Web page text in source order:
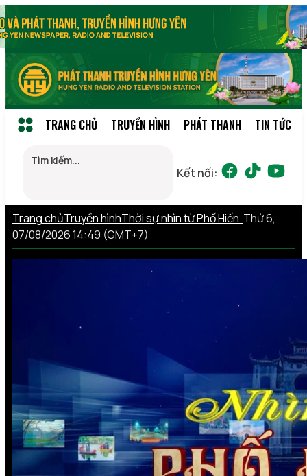
TRANG CHỦ TRUYỀN HÌNH PHÁT THANH TIN TỨC
Kết nối:
Trang chủTruyền hìnhThời sự nhìn từ Phố Hiến Thứ 6,
07/08/2026 14:49 (GMT+7)